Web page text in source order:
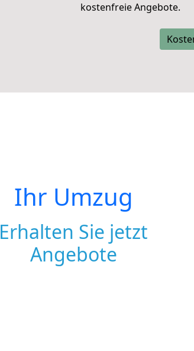
kostenfreie Angebote.
Ihr Umzug
Erhalten Sie jetzt
Angebote